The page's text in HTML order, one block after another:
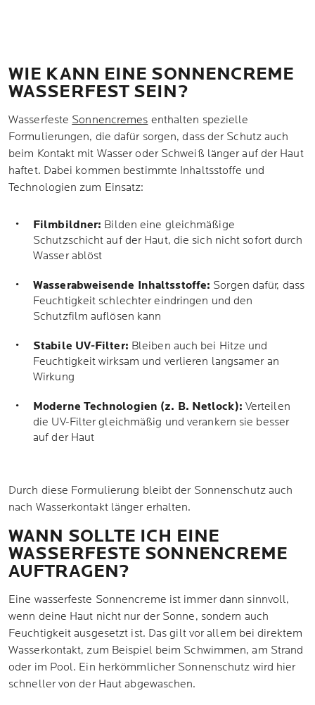
WIE KANN EINE SONNENCREME
WASSERFEST SEIN?
Wasserfeste Sonnencremes enthalten spezielle
Formulierungen, die dafür sorgen, dass der Schutz auch
beim Kontakt mit Wasser oder Schweiß länger auf der Haut
haftet. Dabei kommen bestimmte Inhaltsstoffe und
Technologien zum Einsatz:
Filmbildner: Bilden eine gleichmäßige
Schutzschicht auf der Haut, die sich nicht sofort durch
Wasser ablöst
Wasserabweisende Inhaltsstoffe: Sorgen dafür, dass
Feuchtigkeit schlechter eindringen und den
Schutzfilm auflösen kann
Stabile UV-Filter: Bleiben auch bei Hitze und
Feuchtigkeit wirksam und verlieren langsamer an
Wirkung
Moderne Technologien (z. B. Netlock): Verteilen
die UV-Filter gleichmäßig und verankern sie besser
auf der Haut
Durch diese Formulierung bleibt der Sonnenschutz auch
nach Wasserkontakt länger erhalten.
WANN SOLLTE ICH EINE
WASSERFESTE SONNENCREME
AUFTRAGEN?
Eine wasserfeste Sonnencreme ist immer dann sinnvoll,
wenn deine Haut nicht nur der Sonne, sondern auch
Feuchtigkeit ausgesetzt ist. Das gilt vor allem bei direktem
Wasserkontakt, zum Beispiel beim Schwimmen, am Strand
oder im Pool. Ein herkömmlicher Sonnenschutz wird hier
schneller von der Haut abgewaschen.